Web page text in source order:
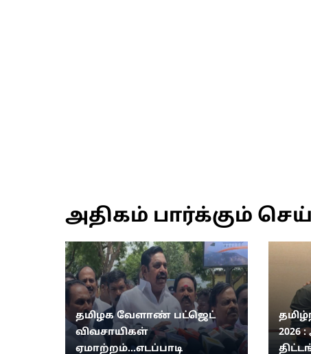
அதிகம் பார்க்கும்
தமிழக வேளாண் பட்ஜெட்
விவசாயிகள்
ஏமாற்றம்...எடப்பாடி
2026